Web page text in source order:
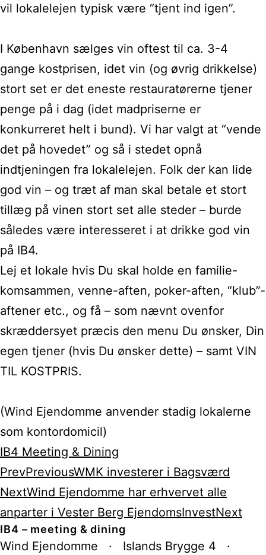
vil lokalelejen typisk være “tjent ind igen”.
I København sælges vin oftest til ca. 3-4
gange kostprisen, idet vin (og øvrig drikkelse)
stort set er det eneste restauratørerne tjener
penge på i dag (idet madpriserne er
konkurreret helt i bund). Vi har valgt at “vende
det på hovedet” og så i stedet opnå
indtjeningen fra lokalelejen. Folk der kan lide
god vin – og træt af man skal betale et stort
tillæg på vinen stort set alle steder – burde
således være interesseret i at drikke god vin
på IB4.
Lej et lokale hvis Du skal holde en familie-
komsammen, venne-aften, poker-aften, “klub”-
aftener etc., og få – som nævnt ovenfor
skræddersyet præcis den menu Du ønsker, Din
egen tjener (hvis Du ønsker dette) – samt VIN
TIL KOSTPRIS.
(Wind Ejendomme anvender stadig lokalerne
som kontordomicil)
IB4 Meeting & Dining
PrevPreviousWMK investerer i Bagsværd
NextWind Ejendomme har erhvervet alle
anparter i Vester Berg EjendomsInvestNext
IB4 – meeting & dining
Wind Ejendomme · Islands Brygge 4 ·